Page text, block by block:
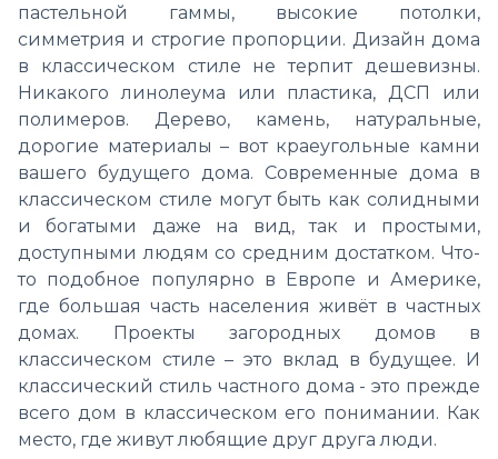
пастельной гаммы, высокие потолки,
симметрия и строгие пропорции. Дизайн дома
в классическом стиле не терпит дешевизны.
Никакого линолеума или пластика, ДСП или
полимеров. Дерево, камень, натуральные,
дорогие материалы – вот краеугольные камни
вашего будущего дома. Современные дома в
классическом стиле могут быть как солидными
и богатыми даже на вид, так и простыми,
доступными людям со средним достатком. Что-
то подобное популярно в Европе и Америке,
где большая часть населения живёт в частных
домах. Проекты загородных домов в
классическом стиле – это вклад в будущее. И
классический стиль частного дома - это прежде
всего дом в классическом его понимании. Как
место, где живут любящие друг друга люди.